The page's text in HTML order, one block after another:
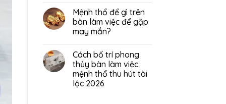
Mệnh thổ để gì trên
bàn làm việc để gặp
may mắn?
Cách bố trí phong
thủy bàn làm việc
mệnh thổ thu hút tài
lộc 2026